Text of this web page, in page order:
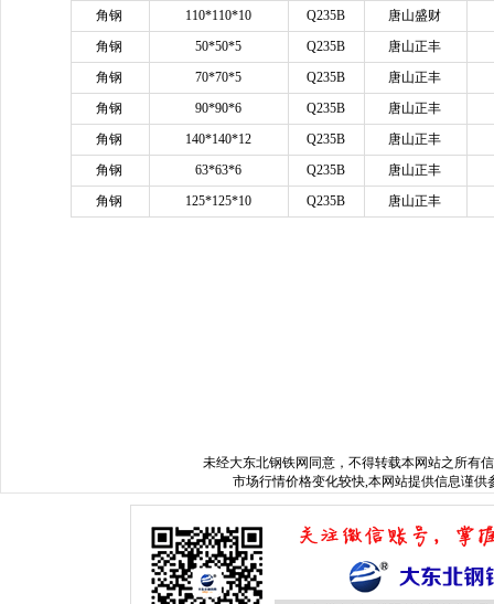
角钢
110*110*10 Q235B
唐山盛财
角钢
50*50*5 Q235B
唐山正丰
角钢
70*70*5 Q235B
唐山正丰
角钢
90*90*6 Q235B
唐山正丰
角钢
140*140*12 Q235B
唐山正丰
角钢
63*63*6 Q235B
唐山正丰
角钢
125*125*10 Q235B 唐山正丰
未经大东北钢铁网 同意，不得转载本网站之所有
市场行情价格变化较快,本网站提供信息谨供